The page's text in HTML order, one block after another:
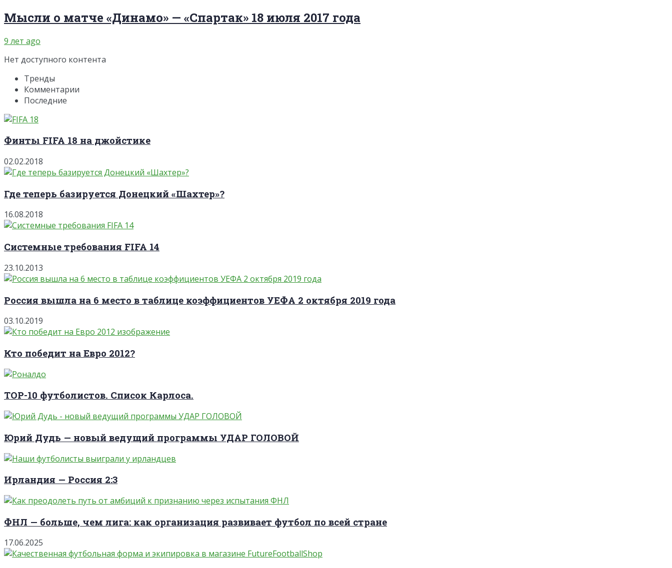
Мысли о матче «Динамо» — «Спартак» 18 июля 2017 года
9 лет ago
Нет доступного контента
Тренды
Комментарии
Последние
Финты FIFA 18 на джойстике
02.02.2018
Где теперь базируется Донецкий «Шахтер»?
16.08.2018
Системные требования FIFA 14
23.10.2013
Россия вышла на 6 место в таблице коэффициентов УЕФА 2 октября 2019 года
03.10.2019
Кто победит на Евро 2012?
TOP-10 футболистов. Список Карлоса.
Юрий Дудь — новый ведущий программы УДАР ГОЛОВОЙ
Ирландия — Россия 2:3
ФНЛ — больше, чем лига: как организация развивает футбол по всей стране
17.06.2025